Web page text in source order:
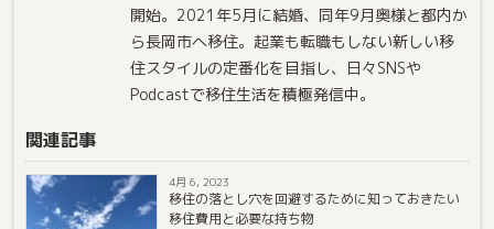
開始。2021年5月に結婚、同年9月奥様と都内か
ら長岡市へ移住。起業も転職もしない新しい移
住スタイルの定番化を目指し、日々SNSや
Podcastで移住生活を積極発信中。
関連記事
4月 6, 2023
移住の落とし穴を回避するために知っておきたい
移住費用と必要な持ち物